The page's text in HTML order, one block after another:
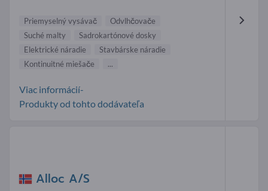
Priemyselný vysávač
Odvlhčovače
Suché malty
Sadrokartónové dosky
Elektrické náradie
Stavbárske náradie
Kontinuitné miešače
...
Viac informácií-
Produkty od tohto dodávateľa
Alloc A/S